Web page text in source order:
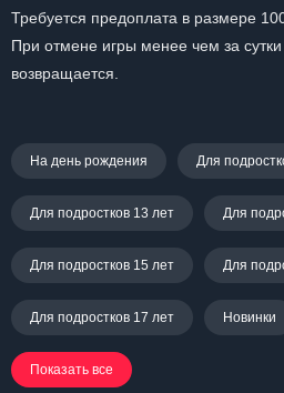
Требуется предоплата в размере
При отмене игры менее чем за
возвращается.
На день рождения Для
Для подростков 13 лет Для
Для подростков 15 лет Для
Для подростков 17 лет Новинки
Показать все